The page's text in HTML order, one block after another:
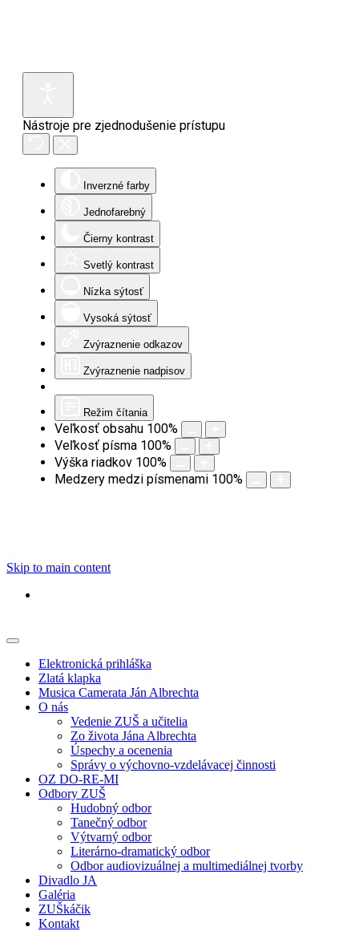
Nástroje pre zjednodušenie prístupu
Inverzné farby
Jednofarebný
Čierny kontrast
Svetlý kontrast
Nízka sýtosť
Vysoká sýtosť
Zvýraznenie odkazov
Zvýraznenie nadpisov
Režim čítania
Veľkosť obsahu 100%
Veľkosť písma 100%
Výška riadkov 100%
Medzery medzi písmenami 100%
Skip to main content
Elektronická prihláška
Zlatá klapka
Musica Camerata Ján Albrechta
O nás
Vedenie ZUŠ a učitelia
Zo života Jána Albrechta
Úspechy a ocenenia
Správy o výchovno-vzdelávacej činnosti
OZ DO-RE-MI
Odbory ZUŠ
Hudobný odbor
Tanečný odbor
Výtvarný odbor
Literárno-dramatický odbor
Odbor audiovizuálnej a multimediálnej tvorby
Divadlo JA
Galéria
ZUŠkáčik
Kontakt